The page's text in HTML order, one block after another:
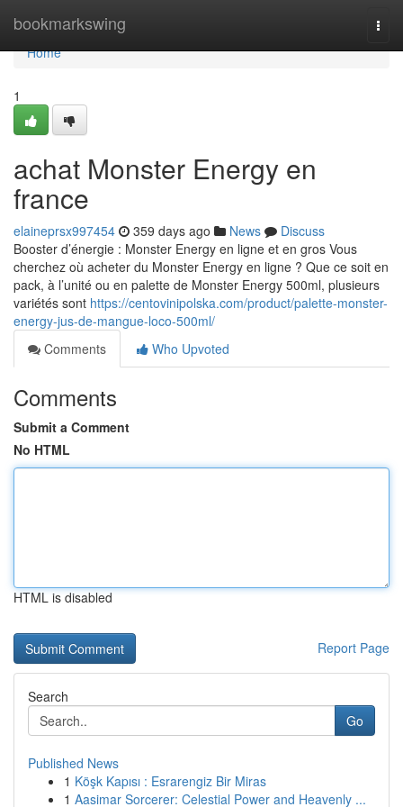
bookmarkswing
Home
Home
1
achat Monster Energy en
france
elaineprsx997454 359 days ago News
Discuss
Booster d’énergie : Monster Energy en ligne et en gros Vous
cherchez où acheter du Monster Energy en ligne ? Que ce soit en
pack, à l’unité ou en palette de Monster Energy 500ml, plusieurs
variétés sont https://centovinipolska.com/product/palette-monster-
energy-jus-de-mangue-loco-500ml/
Comments
Who Upvoted
Comments
Submit a Comment
No HTML
HTML is disabled
Report Page
Search
Go
Published News
1 Köşk Kapısı : Esrarengiz Bir Miras
1 Aasimar Sorcerer: Celestial Power and Heavenly ...